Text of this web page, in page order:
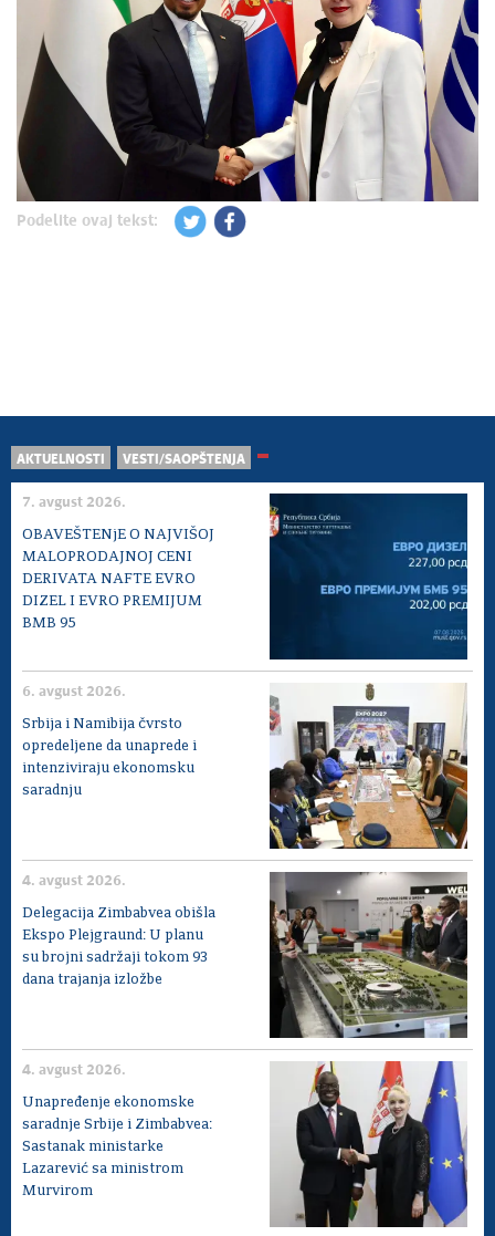
Podelite ovaj tekst:
AKTUELNOSTI VESTI/SAOPŠTENJA
7. avgust 2026.
OBAVEŠTENjE O NAJVIŠOJ
MALOPRODAJNOJ CENI
DERIVATA NAFTE EVRO
DIZEL I EVRO PREMIJUM
BMB 95
6. avgust 2026.
Srbija i Namibija čvrsto
opredeljene da unaprede i
intenziviraju ekonomsku
saradnju
4. avgust 2026.
Delegacija Zimbabvea obišla
Ekspo Plejgraund: U planu
su brojni sadržaji tokom 93
dana trajanja izložbe
4. avgust 2026.
Unapređenje ekonomske
saradnje Srbije i Zimbabvea:
Sastanak ministarke
Lazarević sa ministrom
Murvirom